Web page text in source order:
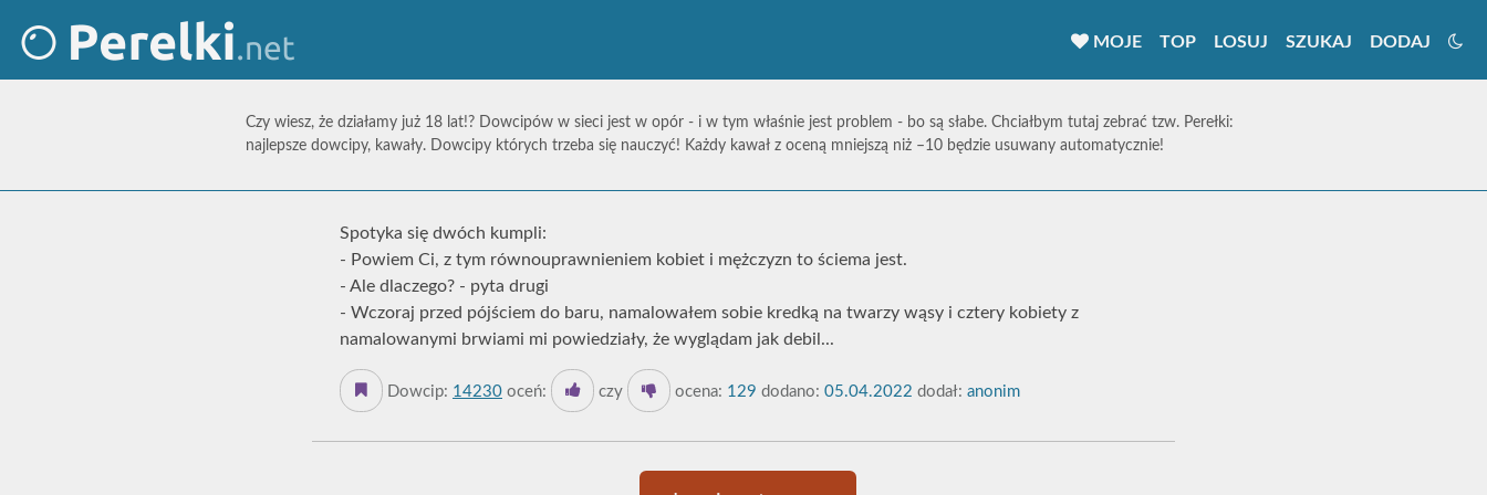
MOJE TOP LOSUJ SZUKAJ DODAJ
Czy wiesz, że działamy już 18 lat!? Dowcipów w sieci jest w opór - i w tym właśnie jest problem - bo są słabe. Chciałbym tutaj zebrać tzw. Perełki:
najlepsze dowcipy, kawały. Dowcipy których trzeba się nauczyć! Każdy kawał z oceną mniejszą niż –10 będzie usuwany automatycznie!
Spotyka się dwóch kumpli:
- Powiem Ci, z tym równouprawnieniem kobiet i mężczyzn to ściema jest.
- Ale dlaczego? - pyta drugi
- Wczoraj przed pójściem do baru, namalowałem sobie kredką na twarzy wąsy i cztery kobiety z
namalowanymi brwiami mi powiedziały, że wyglądam jak debil...
Dowcip: 14230 oceń: czy ocena: 129 dodano: 05.04.2022 dodał: anonim